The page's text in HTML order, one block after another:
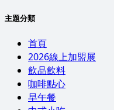
主題分類
首頁
2026線上加盟展
飲品飲料
咖啡點心
早午餐